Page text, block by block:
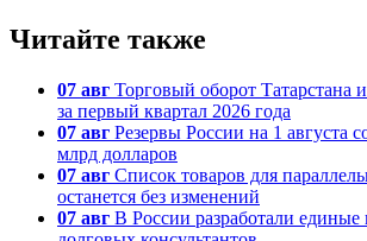
Читайте также
07 авг Торговый оборот Татарстана
за первый квартал 2026 года
07 авг Резервы России на 1 августа
млрд долларов
07 авг Список товаров для
останется без изменений
07 авг В России разработали единые